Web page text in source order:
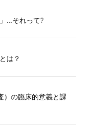
…それって?
は？
）の臨床的意義と課